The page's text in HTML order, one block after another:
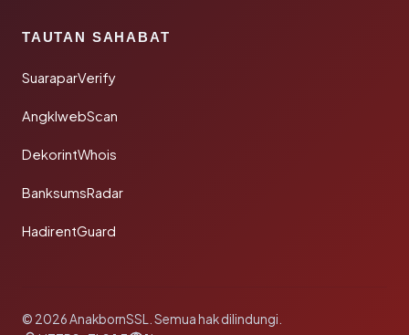
TAUTAN SAHABAT
SuaraparVerify
AngklwebScan
DekorintWhois
BanksumsRadar
HadirentGuard
© 2026 AnakbornSSL. Semua hak dilindungi.